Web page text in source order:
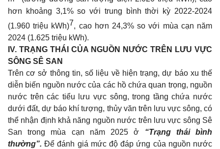
hơn khoảng 3,1% so với trung bình thời kỳ 2022-2024
(1.960 triệu kWh)7, cao hơn 24,3% so với mùa cạn năm
2024 (1.625 triệu kWh).
IV. TRẠNG THÁI CỦA NGUỒN NƯỚC TRÊN LƯU VỰC
SÔNG SÊ SAN
Trên cơ sở thông tin, số liệu về hiện trạng, dự báo xu thế
diễn biến nguồn nước của các hồ chứa quan trọng, nguồn
nước trên các tiểu lưu vực sông, trong tầng chứa nước
dưới đất, dự báo khí tượng, thủy văn trên lưu vực sông, có
thể nhận định khả năng nguồn nước trên lưu vực sông Sê
San trong mùa cạn năm 2025 ở “Trạng thái bình
thường”. Để đánh giá mức độ đáp ứng của nguồn nước